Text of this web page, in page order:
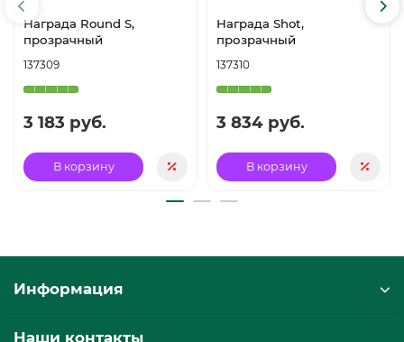
Награда Round S,
прозрачный
137309
3 183 руб.
В корзину
Награда Shot,
прозрачный
137310
3 834 руб.
В корзину
Информация
Наши контакты